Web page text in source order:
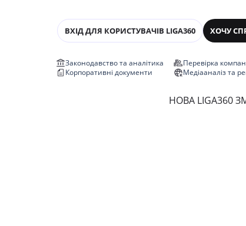
ВХІД ДЛЯ КОРИСТУВАЧІВ LIGA360 ХОЧУ
Законодавство та аналітика
Корпоративні документи
Перевірка
Медіааналіз та
НОВА LIGA360